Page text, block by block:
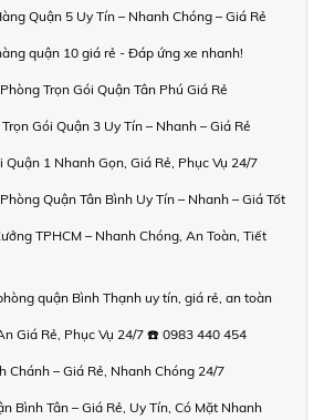
Quận 5 Uy Tín – Nhanh Chóng – Giá Rẻ
quận 10 giá rẻ - Đáp ứng xe nhanh!
Trọn Gói Quận Tân Phú Giá Rẻ
Gói Quận 3 Uy Tín – Nhanh – Giá Rẻ
Quận 1 Nhanh Gọn, Giá Rẻ, Phục Vụ 24/7
Quận Tân Bình Uy Tín – Nhanh – Giá Tốt
TPHCM – Nhanh Chóng, An Toàn, Tiết
quận Bình Thạnh uy tín, giá rẻ, an toàn
Giá Rẻ, Phục Vụ 24/7 ☎️ 0983 440 454
Chánh – Giá Rẻ, Nhanh Chóng 24/7
Bình Tân – Giá Rẻ, Uy Tín, Có Mặt Nhanh